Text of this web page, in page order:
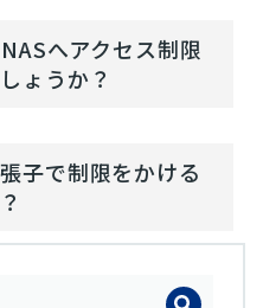
へアクセス制限
ょうか？
子で制限をかける